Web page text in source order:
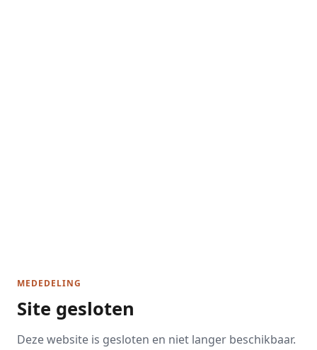
MEDEDELING
Site gesloten
Deze website is gesloten en niet langer beschikbaar.